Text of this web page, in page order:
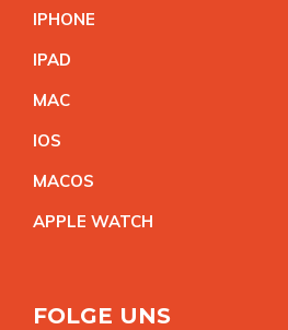
IPHONE
IPAD
MAC
IOS
MACOS
APPLE WATCH
FOLGE UNS